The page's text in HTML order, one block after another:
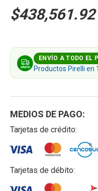
$438,561.92
ENVÍO A TODO EL
Productos Pirelli en
MEDIOS DE PAGO:
Tarjetas de crédito:
Tarjetas de débito: